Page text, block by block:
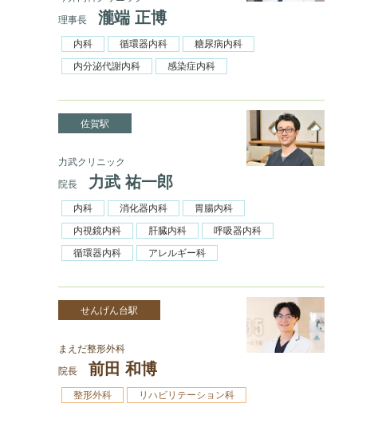
理事長
瀧端 正博
内科 循環器内科
糖尿病内科
内分泌代謝内科
感染症内科
佐賀駅
力武クリニック
院長
力武 祐一郎
内科 消化器内科
胃腸内科
内視鏡内科
肝臓内科
呼吸器内科
循環器内科
アレルギー科
せんげん台駅
まえだ整形外科
院長
前田 和博
整形外科 リハビリテーション科